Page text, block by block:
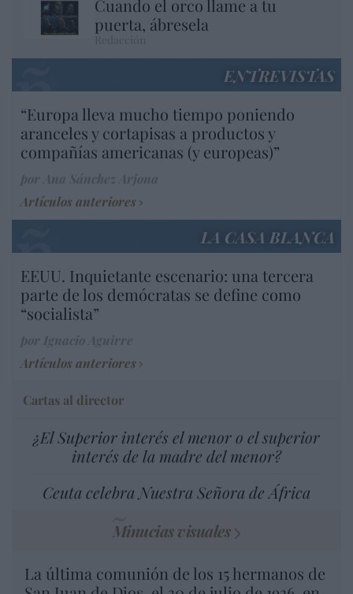
Cuando el orco llame a tu
puerta, ábresela
ENTREVISTAS
“Europa lleva mucho tiempo poniendo
aranceles y cortapisas a productos y
compañías americanas (y europeas)”
Artículos anteriores
LA CASA BLANCA
EEUU. Inquietante escenario: una tercera
parte de los demócratas se define como
“socialista”
Artículos anteriores
Cartas al director
¿El Superior interés el menor o el superior
interés de la madre del menor?
Ceuta celebra Nuestra Señora de África
Minucias visuales
La última comunión de los 15 hermanos de